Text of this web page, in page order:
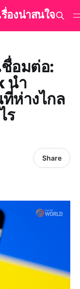
องน่าสนใจ
ชื่อมต่อ:
นำ
ห่างไกล
ร
Share